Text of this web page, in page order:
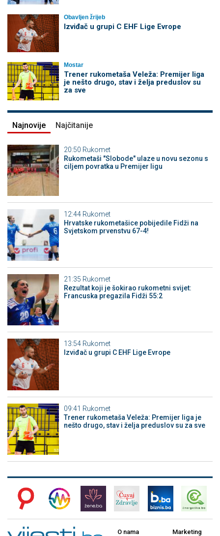
Obavljen žrijeb
Izviđač u grupi C EHF Lige Evrope
Mostar
Trener rukometaša Veleža: Premijer liga
je nešto drugo, stav i želja preduslov su
za sve
Najnovije Najčitanije
20:50 Rukomet
Rukometaši "Slobode" ulaze u novu sezonu s
ciljem povratka u Premijer ligu
12:44 Rukomet
Hrvatske rukometašice pobijedile Fidži na
Svjetskom prvenstvu 67-4!
21:35 Rukomet
Rezultat koji je šokirao rukometni svijet:
Francuska pregazila Fidži 55:2
13:54 Rukomet
Izviđač u grupi C EHF Lige Evrope
09:41 Rukomet
Trener rukometaša Veleža: Premijer liga je
nešto drugo, stav i želja preduslov su za sve
O nama Marketing